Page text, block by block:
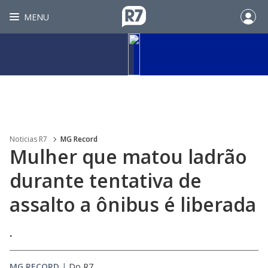
MENU
Noticias R7 MG Record
Mulher que matou ladrão
durante tentativa de
assalto a ônibus é liberada
.